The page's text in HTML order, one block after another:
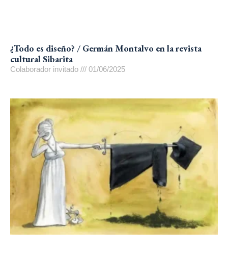
¿Todo es diseño? / Germán Montalvo en la revista
cultural Sibarita
Colaborador invitado 01/06/2025